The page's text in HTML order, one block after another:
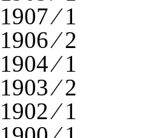
1907 ⁄ 1
1906 ⁄ 2
1904 ⁄ 1
1903 ⁄ 2
1902 ⁄ 1